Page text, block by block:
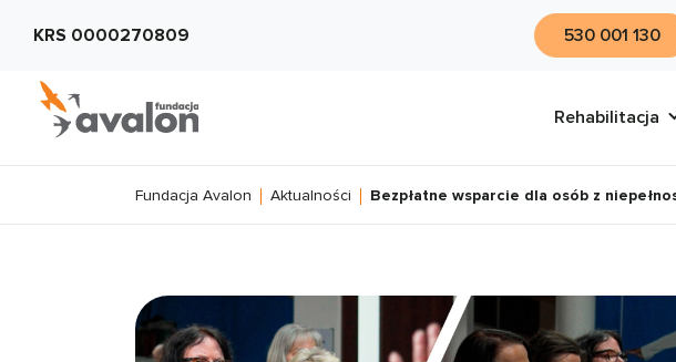
KRS 0000270809 530 001 130
Rehabilitacja
Fundacja Avalon Aktualności Bezpłatne wsparcie dla osób z